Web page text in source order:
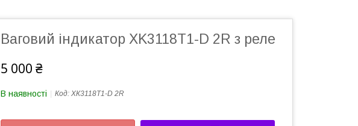
Ваговий індикатор XK3118T1-D 2R з реле
5 000 ₴
В наявності Код: XК3118T1-D 2R